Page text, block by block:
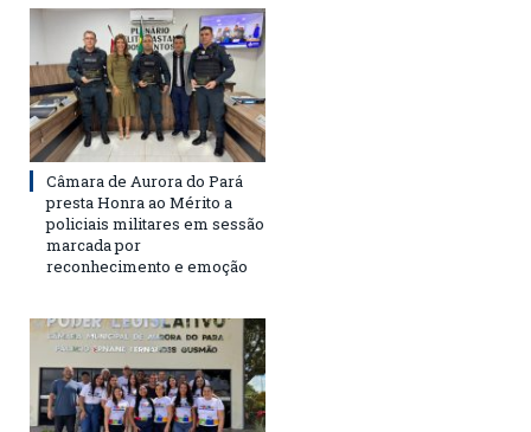
Câmara de Aurora do Pará
presta Honra ao Mérito a
policiais militares em sessão
marcada por
reconhecimento e emoção